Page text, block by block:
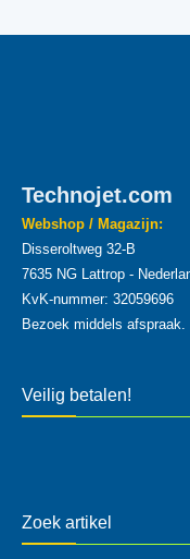
Technojet.com
Webshop / Magazijn:
Disseroltweg 32-B
7635 NG Lattrop -
KvK-nummer: 32059696
Bezoek middels afspraak.
Veilig betalen!
Zoek artikel